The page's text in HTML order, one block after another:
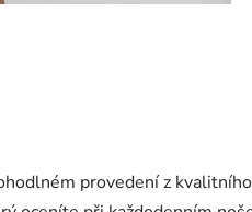
provedení z